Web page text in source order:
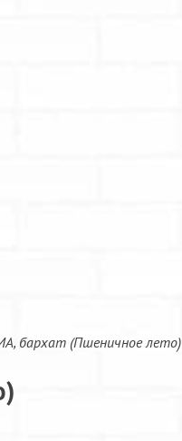
бархат (Пшеничное лето)